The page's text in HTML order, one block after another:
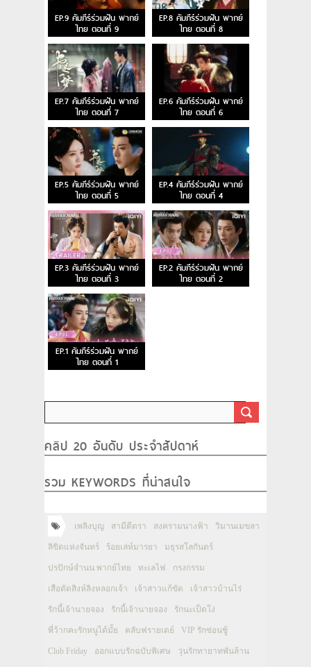
EP.9 คัมภีร์ร่วมฝัน พากย์
ไทย ตอนที่ 9
EP.8 คัมภีร์ร่วมฝัน พากย์
ไทย ตอนที่ 8
EP.7 คัมภีร์ร่วมฝัน พากย์
ไทย ตอนที่ 7
EP.6 คัมภีร์ร่วมฝัน พากย์
ไทย ตอนที่ 6
EP.5 คัมภีร์ร่วมฝัน พากย์
ไทย ตอนที่ 5
EP.4 คัมภีร์ร่วมฝัน พากย์
ไทย ตอนที่ 4
EP.3 คัมภีร์ร่วมฝัน พากย์
ไทย ตอนที่ 3
EP.2 คัมภีร์ร่วมฝัน พากย์
ไทย ตอนที่ 2
EP.1 คัมภีร์ร่วมฝัน พากย์
ไทย ตอนที่ 1
คลิป 20 อันดับ ประจำสัปดาห์
รวม KEYWORDS ที่น่าสนใจ
เพลิงบุญ สามีตีตรา สงครามนางฟ้า วิมานเมขลา
ลิขิตแห่งจันทร์ ร้อยเล่ห์มารยา มธุรสโลกันตร์
ปรปักษ์จำนน พากย์ไทย ทะเลไฟ กรงกรรม
เสือตัดสิงห์ลิงหลอกเจ้า เจ้าสาวแก้ขัด เจ้าสาวบ้านไร่
รักนี้เจ้านายจอง รักนี้เจ้านายจอง รักนะเป็ดโง่
พี่ว้ากคะรักหนูได้มั้ย คลับฟรายเดย์ VIP รักซ่อนชู้
Club Friday ออกแบบรักฉบับพิเศษ วุ่นรักทายาทพันล้าน